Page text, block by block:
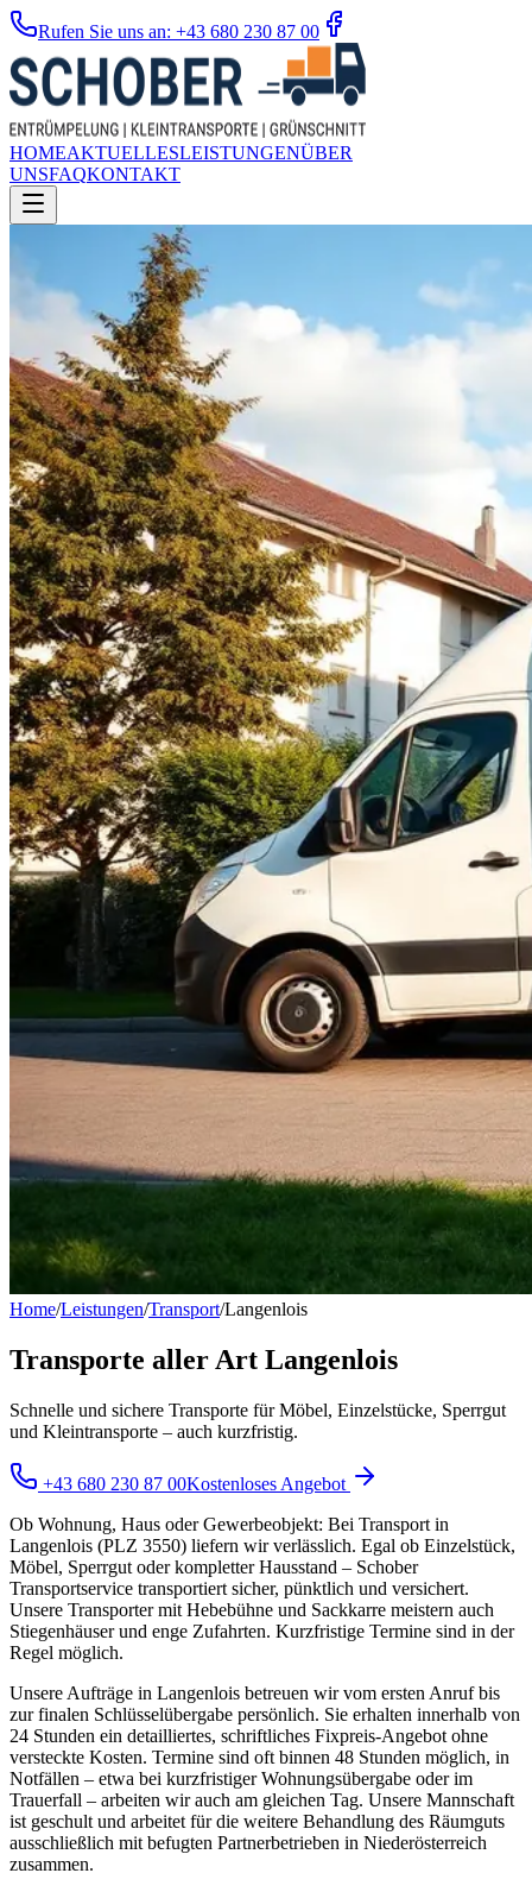
Rufen Sie uns an: +43 680 230 87 00
HOMEAKTUELLESLEISTUNGENÜBER
UNSFAQKONTAKT
Home/Leistungen/Transport/Langenlois
Transporte aller Art Langenlois
Schnelle und sichere Transporte für Möbel, Einzelstücke, Sperrgut
und Kleintransporte – auch kurzfristig.
+43 680 230 87 00Kostenloses Angebot
Ob Wohnung, Haus oder Gewerbeobjekt: Bei Transport in
Langenlois (PLZ 3550) liefern wir verlässlich. Egal ob Einzelstück,
Möbel, Sperrgut oder kompletter Hausstand – Schober
Transportservice transportiert sicher, pünktlich und versichert.
Unsere Transporter mit Hebebühne und Sackkarre meistern auch
Stiegenhäuser und enge Zufahrten. Kurzfristige Termine sind in der
Regel möglich.
Unsere Aufträge in Langenlois betreuen wir vom ersten Anruf bis
zur finalen Schlüsselübergabe persönlich. Sie erhalten innerhalb von
24 Stunden ein detailliertes, schriftliches Fixpreis-Angebot ohne
versteckte Kosten. Termine sind oft binnen 48 Stunden möglich, in
Notfällen – etwa bei kurzfristiger Wohnungsübergabe oder im
Trauerfall – arbeiten wir auch am gleichen Tag. Unsere Mannschaft
ist geschult und arbeitet für die weitere Behandlung des Räumguts
ausschließlich mit befugten Partnerbetrieben in Niederösterreich
zusammen.